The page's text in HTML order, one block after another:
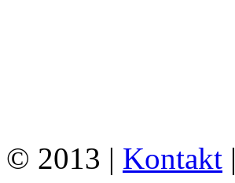
© 2013 | Kontakt |